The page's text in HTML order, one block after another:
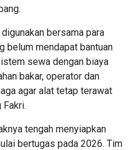
bersama para
belum mendapat bantuan
sewa dengan biaya
bakar, operator dan
agar alat tetap terawat
Fakri.
tengah menyiapkan
bertugas pada 2026. Tim